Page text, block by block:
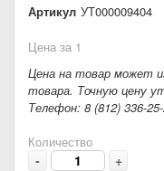
Артикул УТ000009404
Цена за 1
Цена на товар может
товара. Точную цену
Телефон: 8 (812) 336-
Количество
- +